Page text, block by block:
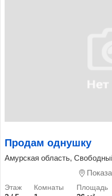
Продам однушку
Амурская область,